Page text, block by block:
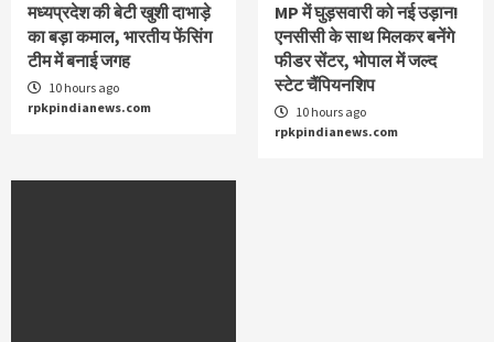
मध्यप्रदेश की बेटी खुशी दाभाड़े
का बड़ा कमाल, भारतीय फेंसिंग
टीम में बनाई जगह
10 hours ago
rpkpindianews.com
MP में घुड़सवारी को नई उड़ान!
एनसीसी के साथ मिलकर बनेंगे
फीडर सेंटर, भोपाल में जल्द
स्टेट चैंपियनशिप
10 hours ago
rpkpindianews.com